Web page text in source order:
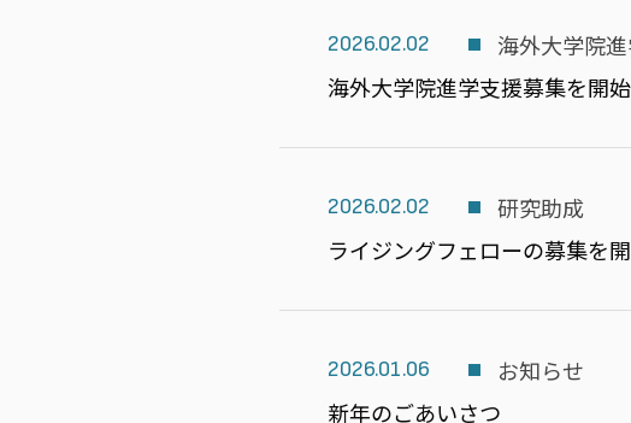
2026.02.02
海外大学院
海外大学院進学支援募集を開始
2026.02.02
研究助成
ライジングフェローの募集を開
2026.01.06
お知らせ
新年のごあいさつ